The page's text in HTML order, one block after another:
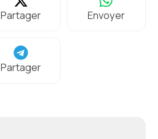
Partager Envoyer
Partager